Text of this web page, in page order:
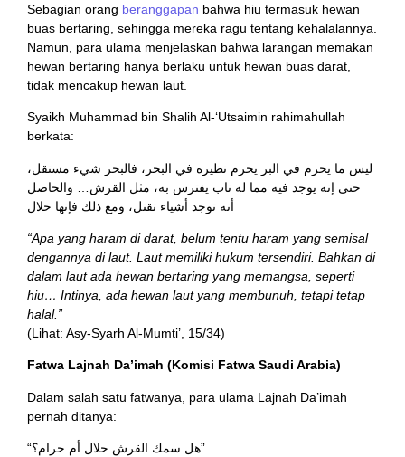
Sebagian orang beranggapan bahwa hiu termasuk hewan
buas bertaring, sehingga mereka ragu tentang kehalalannya.
Namun, para ulama menjelaskan bahwa larangan memakan
hewan bertaring hanya berlaku untuk hewan buas darat,
tidak mencakup hewan laut.
Syaikh Muhammad bin Shalih Al-‘Utsaimin rahimahullah
berkata:
ليس ما يحرم في البر يحرم نظيره في البحر، فالبحر شيء مستقل،
حتى إنه يوجد فيه مما له ناب يفترس به، مثل القرش… والحاصل
أنه توجد أشياء تقتل، ومع ذلك فإنها حلال
“Apa yang haram di darat, belum tentu haram yang semisal
dengannya di laut. Laut memiliki hukum tersendiri. Bahkan di
dalam laut ada hewan bertaring yang memangsa, seperti
hiu… Intinya, ada hewan laut yang membunuh, tetapi tetap
halal.”
(Lihat: Asy-Syarh Al-Mumti’, 15/34)
Fatwa Lajnah Da’imah (Komisi Fatwa Saudi Arabia)
Dalam salah satu fatwanya, para ulama Lajnah Da’imah
pernah ditanya:
“هل سمك القرش حلال أم حرام؟”